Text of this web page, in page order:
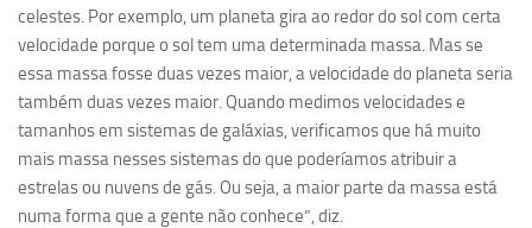
Programas Ano Sabático Encerrados
Cíntia Rosa Pereira de Lima
Evandro Eduardo Seron Ruiz
Fabiana Cristina Severi (FDRP)
Fernando de Lima Caneppele
celestes. Por exemplo, um planeta gira ao redor do sol com certa
velocidade porque o sol tem uma determinada massa. Mas se
essa massa fosse duas vezes maior, a velocidade do planeta seria
também duas vezes maior. Quando medimos velocidades e
tamanhos em sistemas de galáxias, verificamos que há muito
mais massa nesses sistemas do que poderíamos atribuir a
estrelas ou nuvens de gás. Ou seja, a maior parte da massa está
numa forma que a gente não conhece”, diz.